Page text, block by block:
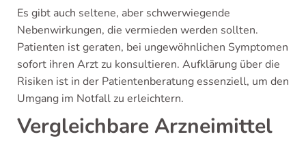
Es gibt auch seltene, aber schwerwiegende
Nebenwirkungen, die vermieden werden sollten.
Patienten ist geraten, bei ungewöhnlichen Symptomen
sofort ihren Arzt zu konsultieren. Aufklärung über die
Risiken ist in der Patientenberatung essenziell, um den
Umgang im Notfall zu erleichtern.
Vergleichbare Arzneimittel